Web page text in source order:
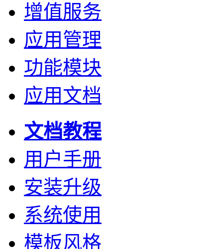
增值服务
应用管理
功能模块
应用文档
文档教程
用户手册
安装升级
系统使用
模板风格